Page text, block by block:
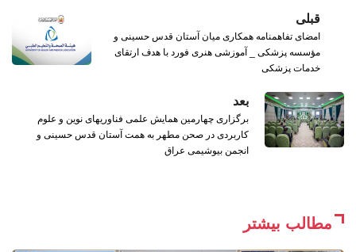
قبلی
امضای تفاهمنامه همکاری میان آستان قدس حسینی و
مؤسسه پزشکی _ آموزشی هنری فورد با هدف ارتقای
خدمات پزشکی
بعد
برگزاری چهارمین همایش علمی فناوریهای نوین و علوم
کاربردی در صحن مطهر به همت آستان قدس حسینی و
انجمن بیوشیمی عراق
مطالب بیشتر